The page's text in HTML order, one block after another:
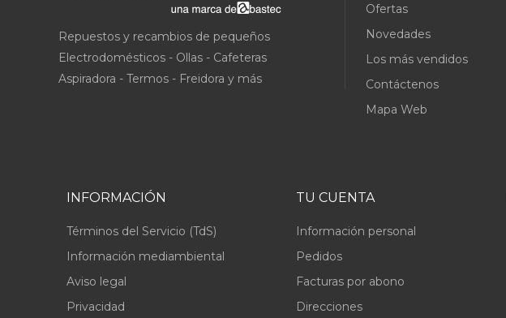
Repuestos y recambios de pequeños
Electrodomésticos - Ollas - Cafeteras
Aspiradora - Termos - Freidora y más
Ofertas
Novedades
Los más vendidos
Contáctenos
Mapa Web
INFORMACIÓN
Términos del Servicio (TdS)
Información mediambiental
Aviso legal
Privacidad
TU CUENTA
Información personal
Pedidos
Facturas por abono
Direcciones